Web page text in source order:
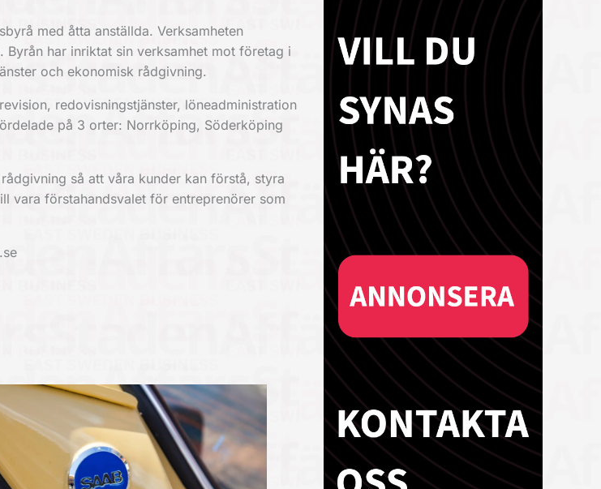
med åtta anställda. Verksamheten
har inriktat sin verksamhet mot företag i
och ekonomisk rådgivning.
redovisningstjänster, löneadministration
på 3 orter: Norrköping, Söderköping
så att våra kunder kan förstå, styra
vara förstahandsvalet för entreprenörer som